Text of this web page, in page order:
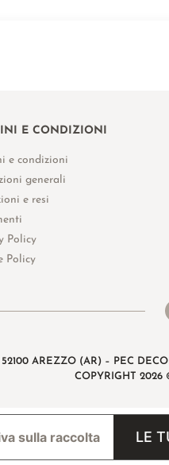
E CONDIZIONI
e condizioni
generali
e resi
Policy
Policy
AREZZO (AR) – PEC
COPYRIGHT 2026
sulla raccolta LE